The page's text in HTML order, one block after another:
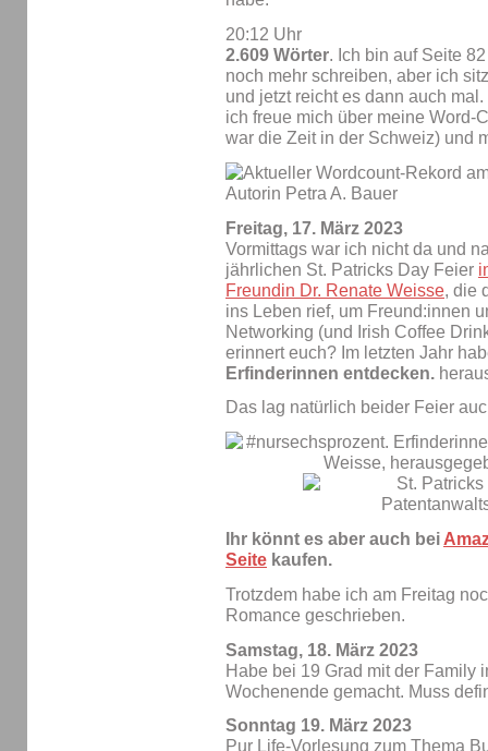
20:12 Uhr
2.609 Wörter. Ich bin auf Seite
noch mehr schreiben, aber ich
und jetzt reicht es dann auch mal.
ich freue mich über meine Word-
war die Zeit in der Schweiz) und
Freitag, 17. März 2023
Vormittags war ich nicht da und
jährlichen St. Patricks Day Feier
Freundin Dr. Renate Weisse, die
ins Leben rief, um Freund:innen
Networking (und Irish Coffee
erinnert euch? Im letzten Jahr
Erfinderinnen entdecken.
Das lag natürlich beider Feier
Ihr könnt es aber auch bei
Seite kaufen.
Trotzdem habe ich am Freitag
Romance geschrieben.
Samstag, 18. März 2023
Habe bei 19 Grad mit der Family
Wochenende gemacht. Muss
Sonntag 19. März 2023
Pur Life-Vorlesung zum Thema